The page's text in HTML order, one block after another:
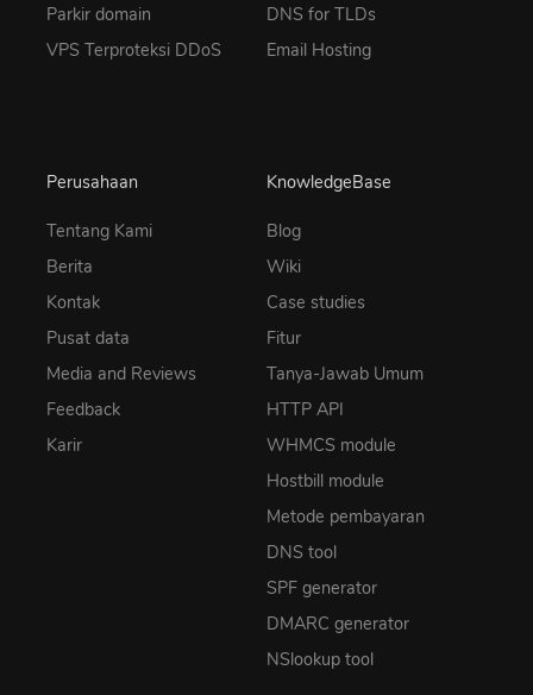
Parkir domain
VPS Terproteksi DDoS
DNS for TLDs
Email Hosting
Perusahaan
Tentang Kami
Berita
Kontak
Pusat data
Media and Reviews
Feedback
Karir
KnowledgeBase
Blog
Wiki
Case studies
Fitur
Tanya-Jawab Umum
HTTP API
WHMCS module
Hostbill module
Metode pembayaran
DNS tool
SPF generator
DMARC generator
NSlookup tool